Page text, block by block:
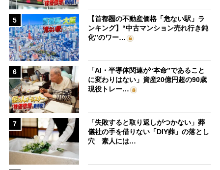
5
【首都圏の不動産価格「危ない駅」ラ
ンキング】“中古マンション売れ行き鈍
化”のワー…
6
「AI・半導体関連が“本命”であること
に変わりはない」資産20億円超の90歳
現役トレー…
7
「失敗すると取り返しがつかない」葬
儀社の手を借りない「DIY葬」の落とし
穴 素人には…